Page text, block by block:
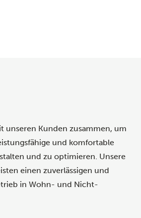
unseren Kunden zusammen, um
und komfortable
und zu optimieren. Unsere
einen zuverlässigen und
in Wohn- und Nicht-